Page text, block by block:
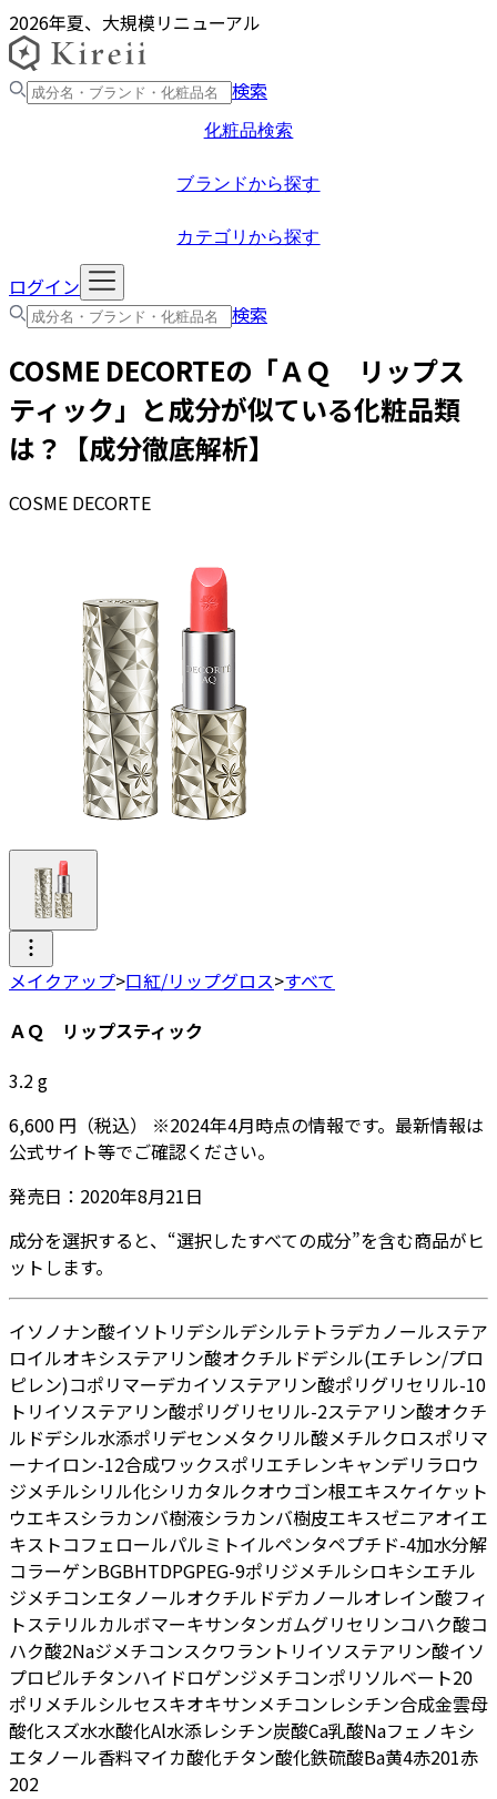
2026年夏、大規模リニューアル
検索
化粧品検索
ブランドから探す
カテゴリから探す
ログイン
検索
COSME DECORTEの「ＡＱ リップス
ティック 」と成分が似ている化粧品類
は？【成分徹底解析】
COSME DECORTE
メイクアップ>口紅/リップグロス>すべて
ＡＱ リップスティック
3.2g
6,600 円 （税込） ※2024年4月時点の情報です。最新情報は
公式サイト等でご確認ください。
発売日： 2020年8月21日
成分を選択すると、“選択したすべての成分”を含む商品がヒ
ットします。
イソノナン酸イソトリデシルデシルテトラデカノールステア
ロイルオキシステアリン酸オクチルドデシル(エチレン/プロ
ピレン)コポリマーデカイソステアリン酸ポリグリセリル-10
トリイソステアリン酸ポリグリセリル-2ステアリン酸オクチ
ルドデシル水添ポリデセンメタクリル酸メチルクロスポリマ
ーナイロン-12合成ワックスポリエチレンキャンデリラロウ
ジメチルシリル化シリカタルクオウゴン根エキスケイケット
ウエキスシラカンバ樹液シラカンバ樹皮エキスゼニアオイエ
キス トコフェロールパルミトイルペンタペプチド-4加水分解
コラーゲンBGBHTDPGPEG-9ポリジメチルシロキシエチル
ジメチコンエタノールオクチルドデカノールオレイン酸フィ
トステリルカルボマーキサンタンガムグリセリンコハク酸コ
ハク酸2Naジメチコンスクワラン トリイソステアリン酸イソ
プロピルチタンハイドロゲンジメチコンポリソルベート20
ポリメチルシルセスキオキサンメチコンレシチン合成金雲母
酸化スズ水水酸化Al水添レシチン炭酸Ca乳酸Naフェノキシ
エタノール香料マイカ酸化チタン酸化鉄硫酸Ba黄4赤201赤
202